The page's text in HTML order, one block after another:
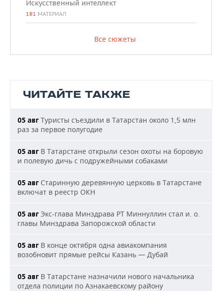
Искусственный интеллект
181 МАТЕРИАЛ
Все сюжеты
ЧИТАЙТЕ ТАКЖЕ
05 авг Туристы съездили в Татарстан около 1,5 млн
раз за первое полугодие
05 авг В Татарстане открыли сезон охоты на боровую
и полевую дичь с подружейными собаками
05 авг Старинную деревянную церковь в Татарстане
включат в реестр ОКН
05 авг Экс-глава Минздрава РТ Миннуллин стал и. о.
главы Минздрава Запорожской области
05 авг В конце октября одна авиакомпания
возобновит прямые рейсы Казань — Дубай
05 авг В Татарстане назначили нового начальника
отдела полиции по Азнакаевскому району